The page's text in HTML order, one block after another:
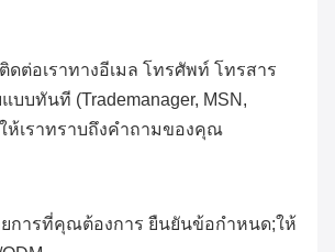
ต่อเราทางอีเมล โทรศัพท์ โทรสาร
บบทันที (Trademanager, MSN,
ห้เราทราบถึงคำถามของคุณ
ยการที่คุณต้องการ ยืนยันข้อกำหนด;ให้